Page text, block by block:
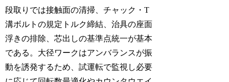
段取りでは接触面の清掃、チャック・T
溝ボルトの規定トルク締結、治具の座面
浮きの排除、芯出しの基準点統一が基本
である。大径ワークはアンバランスが振
動を誘発するため、試運転で監視し必要